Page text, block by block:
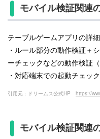
モバイル検証関連
テーブルゲームアプリの詳
・ルール部分の動作検証＋
ーチェックなどの動作検証（
・対応端末での起動チェック
引用元：ドリームス公式HP https://
モバイル検証関連